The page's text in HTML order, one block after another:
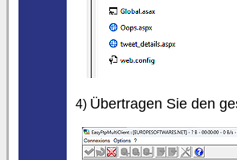
4) Übertragen Sie den